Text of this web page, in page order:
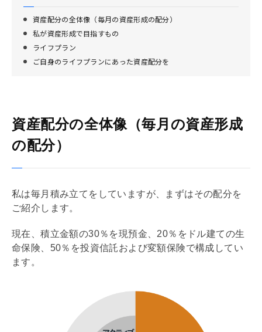
資産配分の全体像（毎月の資産形成の配分）
私が資産形成で目指すもの
ライフプラン
ご自身のライフプランにあった資産配分を
資産配分の全体像（毎月の資産形成
の配分）
私は毎月積み立てをしていますが、まずはその配分を
ご紹介します。
現在、積立金額の30％を現預金、20％をドル建ての生
命保険、50％を投資信託および変額保険で構成してい
ます。